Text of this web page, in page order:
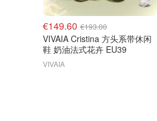
€149.60 €193.00
VIVAIA Cristina 方头系带休闲
鞋 奶油法式花卉 EU39
VIVAIA